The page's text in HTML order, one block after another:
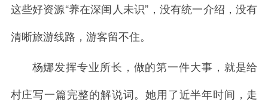
这些好资源“养在深闺人未识”，没有统一介绍，没有
清晰旅游线路，游客留不住。
杨娜发挥专业所长，做的第一件大事，就是给
村庄写一篇完整的解说词。她用了近半年时间，走